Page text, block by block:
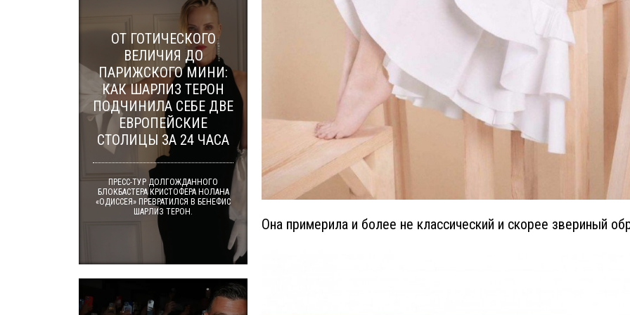
Она примерила и более не классический и скорее звериный
ОТ ГОТИЧЕСКОГО
ВЕЛИЧИЯ ДО
ПАРИЖСКОГО МИНИ:
КАК ШАРЛИЗ ТЕРОН
ПОДЧИНИЛА СЕБЕ ДВЕ
ЕВРОПЕЙСКИЕ
СТОЛИЦЫ ЗА 24 ЧАСА
ПРЕСС-ТУР ДОЛГОЖДАННОГО
БЛОКБАСТЕРА КРИСТОФЕРА НОЛАНА
«ОДИССЕЯ» ПРЕВРАТИЛСЯ В БЕНЕФИС
ШАРЛИЗ ТЕРОН.